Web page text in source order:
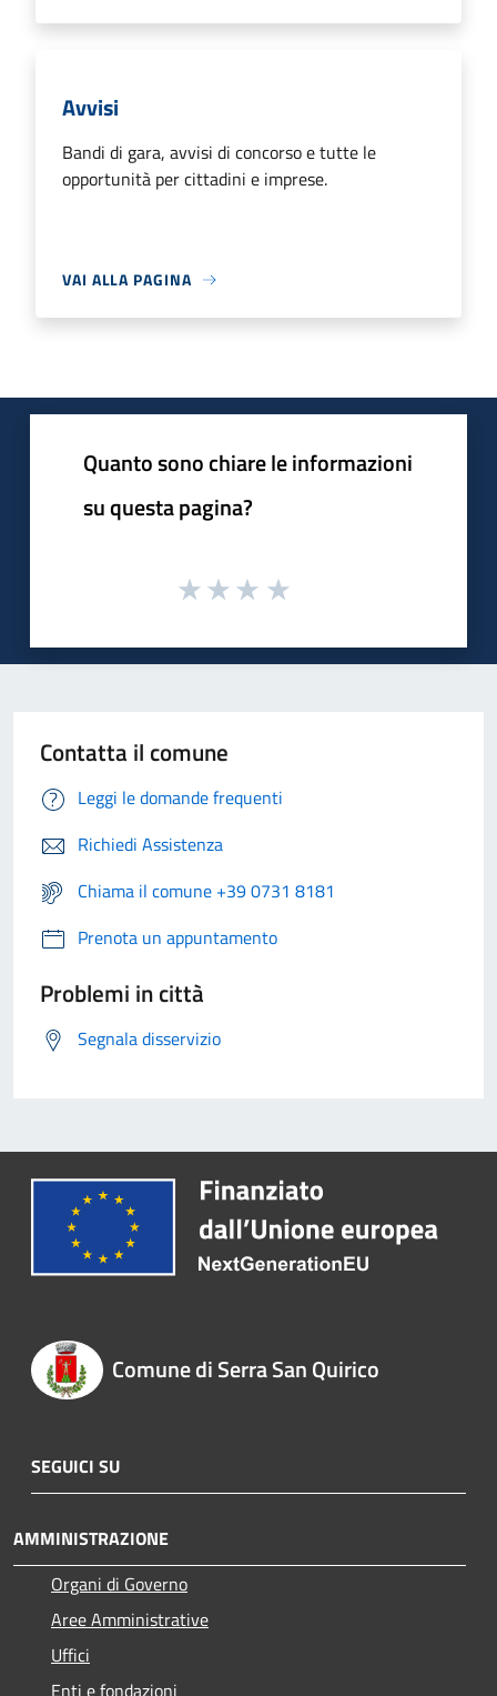
Avvisi
Bandi di gara, avvisi di concorso e tutte le
opportunità per cittadini e imprese.
VAI ALLA PAGINA
Quanto sono chiare le informazioni
su questa pagina?
Contatta il comune
Leggi le domande frequenti
Richiedi Assistenza
Chiama il comune +39 0731 8181
Prenota un appuntamento
Problemi in città
Segnala disservizio
Comune di Serra San Quirico
SEGUICI SU
AMMINISTRAZIONE
Organi di Governo
Aree Amministrative
Uffici